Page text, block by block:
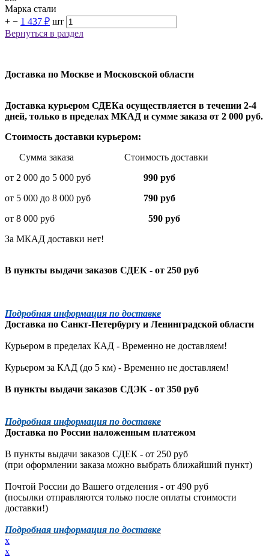
Марка стали
+ − 1 437 ₽ шт
Вернуться в раздел
Доставка по Москве и Московской области
Доставка курьером СДЕКа осуществляется в течении 2-4
дней, только в пределах МКАД и сумме заказа от 2 000 руб.
Стоимость доставки курьером:
Сумма заказа Стоимость доставки
от 2 000 до 5 000 руб
990 руб
от 5 000 до 8 000 руб 790 руб
от 8 000 руб 590 руб
За МКАД доставки нет!
В пункты выдачи заказов СДЕК - от 250 руб
Подробная информация по доставке
Доставка по Санкт-Петербургу и Ленинградской области
Курьером в пределах КАД - Временно не доставляем!
Курьером за КАД (до 5 км) - Временно не доставляем!
В пункты выдачи заказов СДЭК - от 350 руб
Подробная информация по доставке
Доставка по России наложенным платежом
В пункты выдачи заказов СДЕК - от 250 руб
(при оформлении заказа можно выбрать ближайший пункт)
Почтой России до Вашего отделения - от 490 руб
(посылки отправляются только после оплаты стоимости
доставки!)
Подробная информация по доставке
x
x